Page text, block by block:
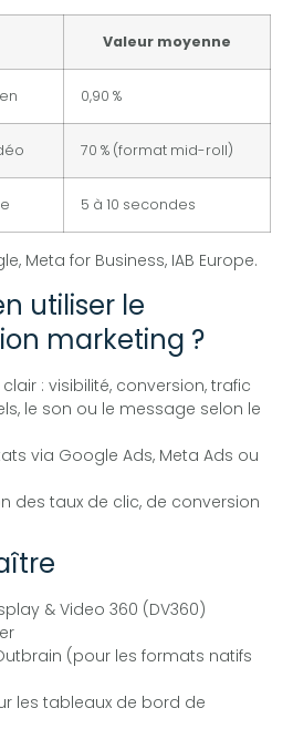
Valeur moyenne
0,90 %
70 % (format mid-roll)
5 à 10 secondes
Meta for Business, IAB Europe.
utiliser le
marketing ?
: visibilité, conversion, trafic
le son ou le message selon le
via Google Ads, Meta Ads ou
des taux de clic, de conversion
& Video 360 (DV360)
(pour les formats natifs
les tableaux de bord de